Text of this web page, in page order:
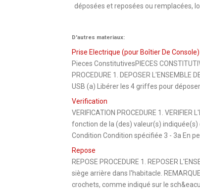
déposées et reposées ou remplacées,
D'autres materiaux:
Prise Electrique (pour Boîtier De Console)
Pieces ConstitutivesPIECES
PROCEDURE 1. DEPOSER L'ENSEMBLE
USB (a) Libérer les 4 griffes pour déposer
Verification
VERIFICATION PROCEDURE 1.
fonction de la (des) valeur(s)
Condition Condition spécifiée 3 - 3a En
Repose
REPOSE PROCEDURE 1. REPOSER
siège arrière dans l'habitacle.
crochets, comme indiqué sur le sch&eacut